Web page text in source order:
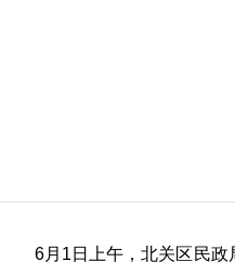
6月1日上午，北关区民政